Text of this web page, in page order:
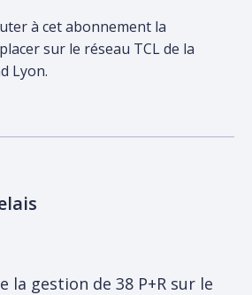
à cet abonnement la
sur le réseau TCL de la
Lyon.
la gestion de 38 P+R sur le